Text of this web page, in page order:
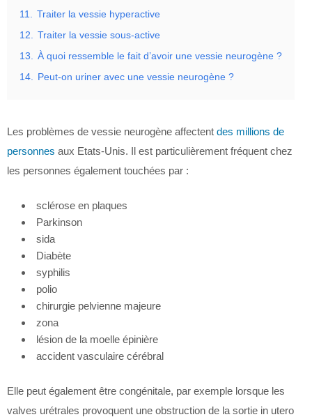
11. Traiter la vessie hyperactive
12. Traiter la vessie sous-active
13. À quoi ressemble le fait d’avoir une vessie neurogène ?
14. Peut-on uriner avec une vessie neurogène ?
Les problèmes de vessie neurogène affectent des millions de
personnes aux Etats-Unis. Il est particulièrement fréquent chez
les personnes également touchées par :
sclérose en plaques
Parkinson
sida
Diabète
syphilis
polio
chirurgie pelvienne majeure
zona
lésion de la moelle épinière
accident vasculaire cérébral
Elle peut également être congénitale, par exemple lorsque les
valves urétrales provoquent une obstruction de la sortie in utero